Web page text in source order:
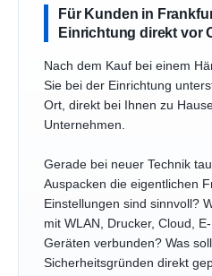
Für Kunden in
Einrichtung direkt vor
Nach dem Kauf bei einem
Sie bei der Einrichtung
Ort, direkt bei Ihnen zu
Unternehmen.
Gerade bei neuer Technik
Auspacken die eigentlichen
Einstellungen sind sinnvoll?
mit WLAN, Drucker, Cloud,
Geräten verbunden? Was
Sicherheitsgründen direkt